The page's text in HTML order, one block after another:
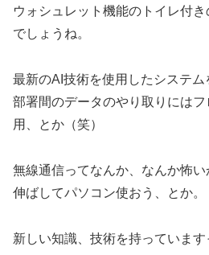
ウォシュレット機能のトイレ付
でしょうね。
最新のAI技術を使用したシステム
部署間のデータのやり取りには
用、とか（笑）
無線通信ってなんか、なんか怖
伸ばしてパソコン使おう、とか。
新しい知識、技術を持っていま